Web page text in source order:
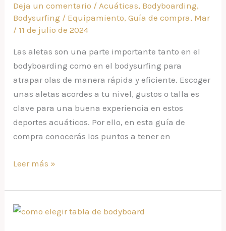
Deja un comentario /Acuáticas, Bodyboarding,
Bodysurfing / Equipamiento,Guía de compra, Mar
/ 11 de julio de 2024
Las aletas son una parte importante tanto en el
bodyboarding como en el bodysurfing para
atrapar olas de manera rápida y eficiente. Escoger
unas aletas acordes a tu nivel, gustos o talla es
clave para una buena experiencia en estos
deportes acuáticos. Por ello, en esta guía de
compra conocerás los puntos a tener en
Bodyboard
y
Bodysurf
Leer más »
Cómo